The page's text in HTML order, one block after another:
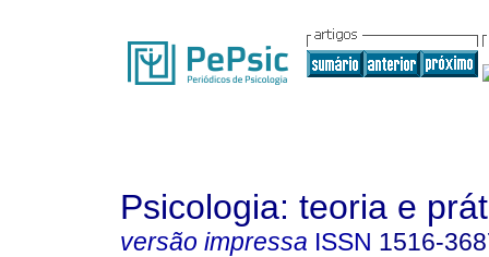
Psicologia: teoria e
versão impressa ISSN 1516-